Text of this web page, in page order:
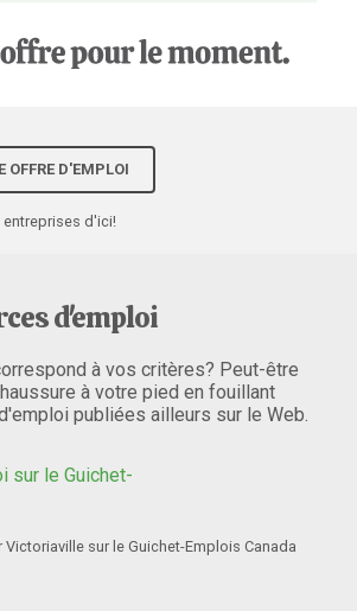
OFFRE D'EMPLOI
d'ici!
d'emploi
à vos critères? Peut-être
à votre pied en fouillant
publiées ailleurs sur le Web.
sur le Guichet-Emplois Canada